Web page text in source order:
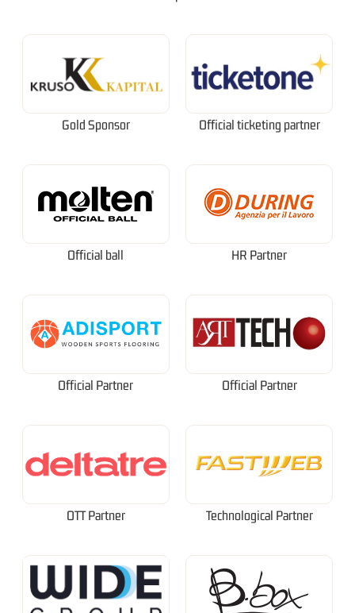
Gold Sponsor Official ticketing partner
Official ball HR Partner
Official Partner Official Partner
OTT Partner Technological Partner